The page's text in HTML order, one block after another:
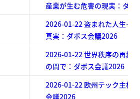
産業が生む危害の現実：ダボ
2026-01-22 盗まれた人生
真実：ダボス会議2026
2026-01-22 世界秩序の再編
の間で：ダボス会議2026
2026-01-22 欧州テック主権
会議2026